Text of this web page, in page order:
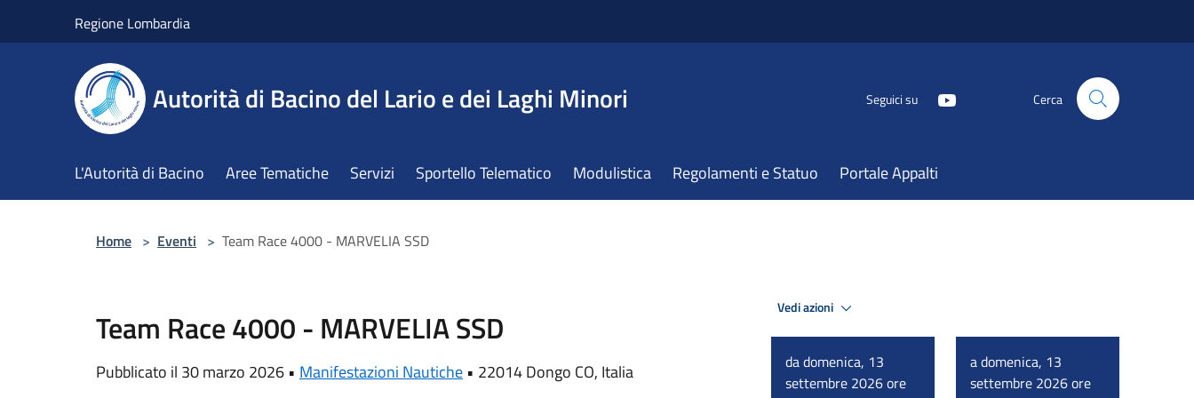
Regione Lombardia
Autorità di Bacino del Lario e dei Laghi Minori Seguici su Cerca
L'Autorità di Bacino Aree Tematiche Servizi Sportello Telematico Modulistica Regolamenti e Statuo Portale Appalti
Home > Eventi > Team Race 4000 - MARVELIA SSD
Team Race 4000 - MARVELIA SSD
Pubblicato il 30 marzo 2026 • Manifestazioni Nautiche • 22014 Dongo CO, Italia
Vedi azioni
da domenica, 13
settembre 2026 ore
a domenica, 13
settembre 2026 ore